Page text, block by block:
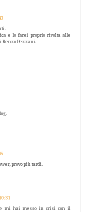
e lo farei proprio rivolta alle
Renzo Pezzani.
provo più tardi.
mi hai messo in crisi con il